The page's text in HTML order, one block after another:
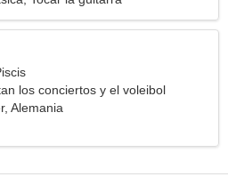
los conciertos y el voleibol
Alemania